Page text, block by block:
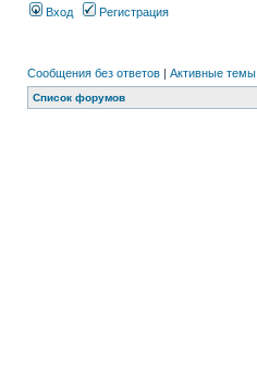
Вход Регистрация
Сообщения без ответов | Активные темы
Список форумов